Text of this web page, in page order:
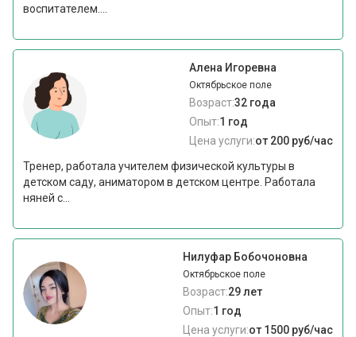
воспитателем....
Алена Игоревна
Октябрьское поле
Возраст:32 года
Опыт:1 год
Цена услуги:от 200 руб/час
Тренер, работала учителем физической культуры в
детском саду, аниматором в детском центре. Работала
няней с...
Нилуфар Бобочоновна
Октябрьское поле
Возраст:29 лет
Опыт:1 год
Цена услуги:от 1500 руб/час